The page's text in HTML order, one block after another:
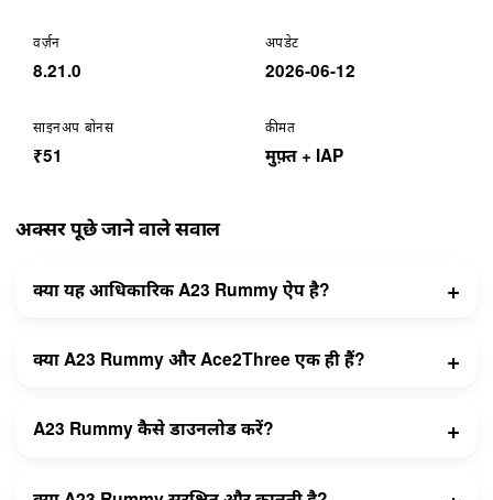
वर्ज़न
8.21.0
अपडेट
2026-06-12
साइनअप बोनस
₹51
कीमत
मुफ़्त + IAP
अक्सर पूछे जाने वाले सवाल
क्या यह आधिकारिक A23 Rummy ऐप है?
क्या A23 Rummy और Ace2Three एक ही हैं?
A23 Rummy कैसे डाउनलोड करें?